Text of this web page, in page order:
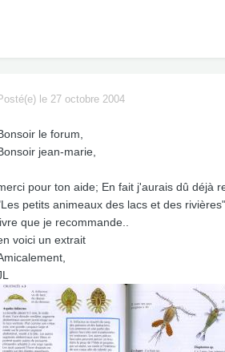
le 27 octobre 2004
le forum,
jean-marie,
pour ton aide; En fait j'aurais dû déjà
petits animeaux des lacs et des
que je recommande..
voici un extrait